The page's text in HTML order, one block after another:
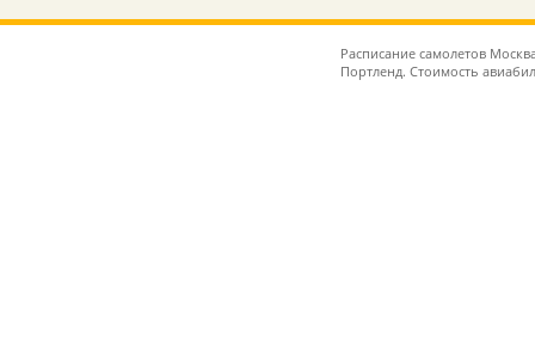
Расписание самолетов
Портленд. Стоимость